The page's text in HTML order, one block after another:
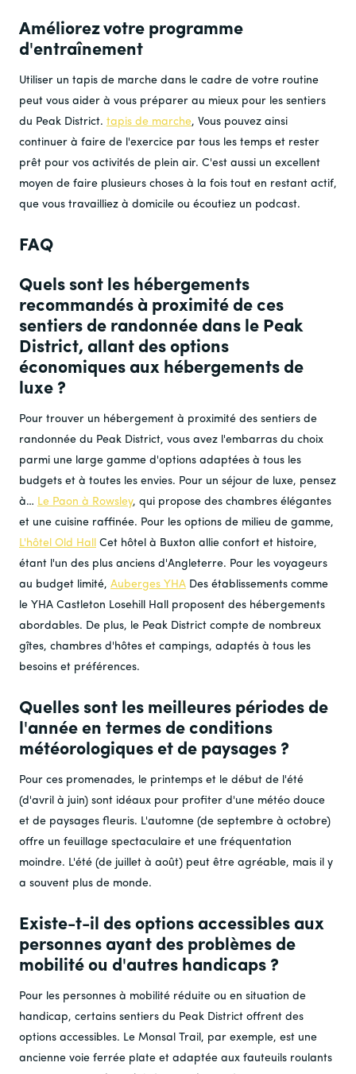
Améliorez votre programme
d'entraînement
Utiliser un tapis de marche dans le cadre de votre routine
peut vous aider à vous préparer au mieux pour les sentiers
du Peak District. tapis de marche, Vous pouvez ainsi
continuer à faire de l'exercice par tous les temps et rester
prêt pour vos activités de plein air. C'est aussi un excellent
moyen de faire plusieurs choses à la fois tout en restant actif,
que vous travailliez à domicile ou écoutiez un podcast.
FAQ
Quels sont les hébergements
recommandés à proximité de ces
sentiers de randonnée dans le Peak
District, allant des options
économiques aux hébergements de
luxe ?
Pour trouver un hébergement à proximité des sentiers de
randonnée du Peak District, vous avez l'embarras du choix
parmi une large gamme d'options adaptées à tous les
budgets et à toutes les envies. Pour un séjour de luxe, pensez
à… Le Paon à Rowsley, qui propose des chambres élégantes
et une cuisine raffinée. Pour les options de milieu de gamme,
L'hôtel Old Hall Cet hôtel à Buxton allie confort et histoire,
étant l'un des plus anciens d'Angleterre. Pour les voyageurs
au budget limité, Auberges YHA Des établissements comme
le YHA Castleton Losehill Hall proposent des hébergements
abordables. De plus, le Peak District compte de nombreux
gîtes, chambres d'hôtes et campings, adaptés à tous les
besoins et préférences.
Quelles sont les meilleures périodes de
l'année en termes de conditions
météorologiques et de paysages ?
Pour ces promenades, le printemps et le début de l'été
(d'avril à juin) sont idéaux pour profiter d'une météo douce
et de paysages fleuris. L'automne (de septembre à octobre)
offre un feuillage spectaculaire et une fréquentation
moindre. L'été (de juillet à août) peut être agréable, mais il y
a souvent plus de monde.
Existe-t-il des options accessibles aux
personnes ayant des problèmes de
mobilité ou d'autres handicaps ?
Pour les personnes à mobilité réduite ou en situation de
handicap, certains sentiers du Peak District offrent des
options accessibles. Le Monsal Trail, par exemple, est une
ancienne voie ferrée plate et adaptée aux fauteuils roulants